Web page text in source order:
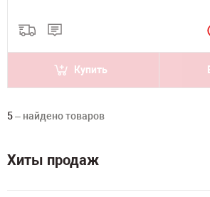
Купить
5– найдено товаров
Хиты продаж